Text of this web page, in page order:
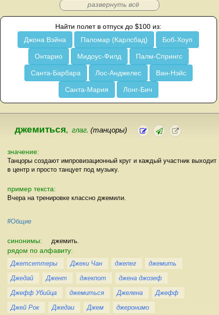
развернуть всё
Найти полет в отпуск до $100 из:
Джона Вэйна
Паломар (Карлсбад) Боб-Хоуп
Онтарио Мидоус-Филд Палм-Спрингс
Санта-Барбара Лос-Анджелес Ван-Нэйс
Санта-Мария Лонг-Бич
джемиться, глаг. (танцоры)
значение:
Танцоры создают импровизационный круг и каждый участник выходит
в центр и просто танцует под музыку.
пример текста:
Вчера на тренировке классно джемили.
#Общие
синонимы: джемить.
рядом по алфавиту:
Джетсеттеры Джеки Чан джепег
джемить
Джедай
Джент джекпот
джена джозеф
Джефф Убийца
джемиться Джелена
Джефф
Джей Рок
Джедаи Джем джеронимо